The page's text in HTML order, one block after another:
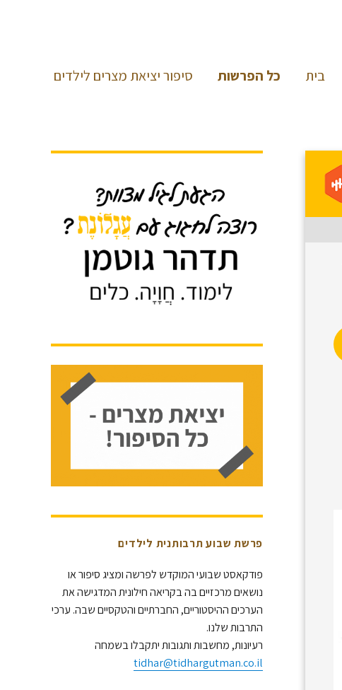
בית כל הפרשות סיפור יציאת מצרים לילדים
פרשת שבוע תרבותנית לילדים
פודקאסט שבועי המוקדש לפרשה ומציג סיפור או
נושאים מרכזיים בה בקריאה חילונית המדגישה את
הערכים ההיסטוריים, החברתיים והטקסיים שבה. ערכי
התרבות שלנו.
רעיונות, מחשבות ותגובות יתקבלו בשמחה
tidhar@tidhargutman.co.il